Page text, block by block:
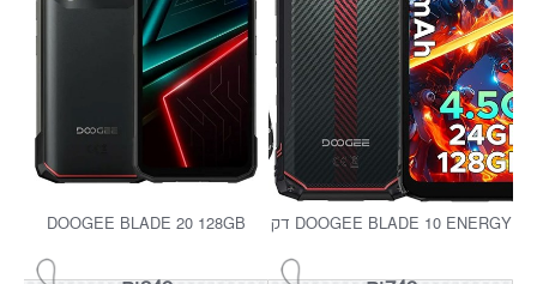
₪999
₪539